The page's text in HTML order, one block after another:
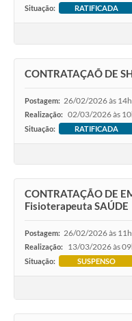
Situação: RATIFICADA
CONTRATAÇAÕ DE
Postagem: 26/02/2026 às
Realização: 02/03/2026 às
Situação: RATIFICADA
CONTRATAÇÃO DE
Fisioterapeuta SAÚDE
Postagem: 26/02/2026 às
Realização: 13/03/2026 às
Situação: SUSPENSO